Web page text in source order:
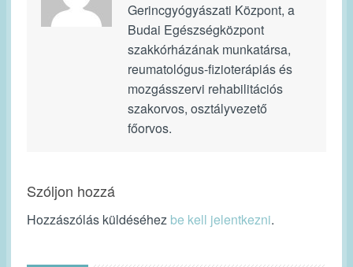
Gerincgyógyászati Központ, a
Budai Egészségközpont
szakkórházának munkatársa,
reumatológus-fizioterápiás és
mozgásszervi rehabilitációs
szakorvos, osztályvezető
főorvos.
Szóljon hozzá
Hozzászólás küldéséhez be kell jelentkezni.